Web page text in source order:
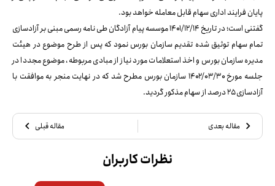
پایان فرایند اداری سهام قابل معامله خواهد بود.
گفتنی است؛ در تاریخ ۱۴۰۱/۱۲/۱۴ موسسه پیام آزادگان طی نامه رسمی مبنی بر آزادسازی
تمام سهام توثیق شده تقدیم سازمان بورس نمود که پس از طرح موضوع در هیئت
مدیره سازمان بورس و اخذ استعلامات مورد نیاز از مبادی مربوطه، موضوع مجددا در
جلسه مورخ ۱۴۰۲/۰۳/۳۰ سازمان بورس مطرح شد که در نهایت منجر به موافقت با
آزادسازی ۲۵ درصد از سهام مذکور گردید.
مقاله بعدی مقاله قبلی
نظرات کاربران